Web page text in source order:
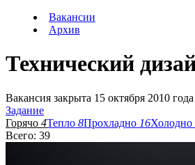
Вакансии
Архив
Технический
Вакансия закрыта 15 октября 2010 года
Задание
Горячо 4Тепло 8Прохладно 16Холодно
Всего: 39